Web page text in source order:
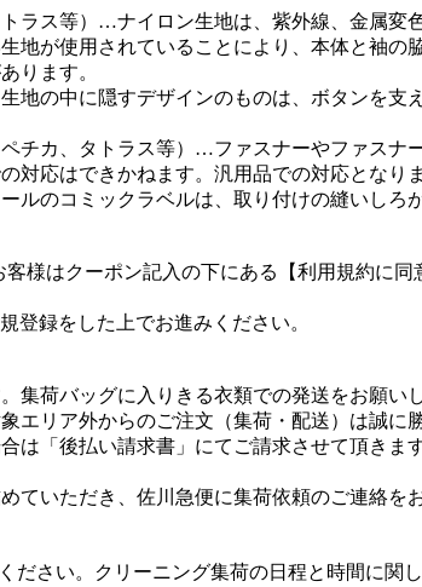
ラス等）…ナイロン生地は、紫外線、金属
地が使用されていることにより、本体と袖
ります。
地の中に隠すデザインのものは、ボタンを
チカ、タトラス等）…ファスナーやファス
対応はできかねます。汎用品での対応となりま
ルのコミックラベルは、取り付けの縫いしろ
様はクーポン記入の下にある【利用規約に
登録をした上でお進みください。
集荷バッグに入りきる衣類での発送をお願い
エリア外からのご注文（集荷・配送）は誠に
は「後払い請求書」にてご請求させて頂き
ていただき、佐川急便に集荷依頼のご連絡を
さい。クリーニング集荷の日程と時間に関